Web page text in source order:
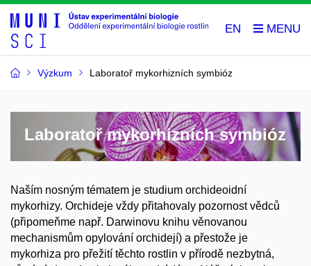
EN
Výzkum Laboratoř mykorhizních symbióz
Laboratoř mykorhizních symbióz
Naším nosným tématem je studium orchideoidní
mykorhizy. Orchideje vždy přitahovaly pozornost vědců
(připomeňme např. Darwinovu knihu věnovanou
mechanismům opylování orchidejí) a přestože je
mykorhiza pro přežití těchto rostlin v přírodě nezbytná,